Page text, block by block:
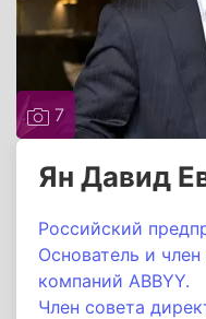
7
Ян Давид
Российский
Основатель и
компаний ABBYY.
Член совета